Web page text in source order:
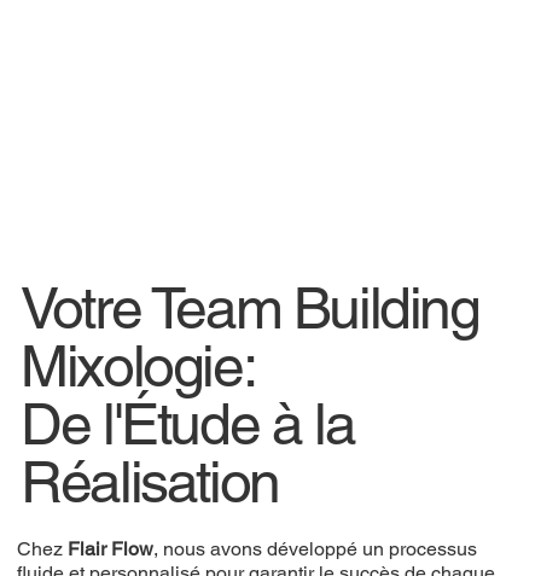
Votre Team Building
Mixologie:
De l'Étude à la
Réalisation
Chez Flair Flow, nous avons développé un processus